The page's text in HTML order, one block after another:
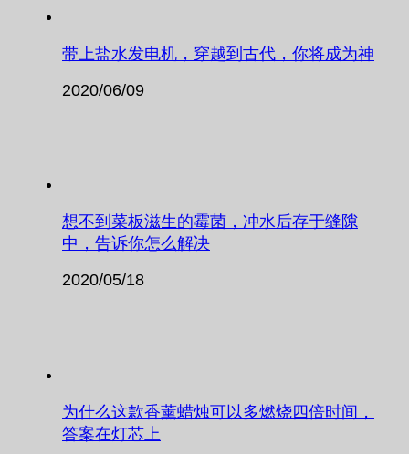
带上盐水发电机，穿越到古代，你将成为神
2020/06/09
想不到菜板滋生的霉菌，冲水后存于缝隙
中，告诉你怎么解决
2020/05/18
为什么这款香薰蜡烛可以多燃烧四倍时间，
答案在灯芯上